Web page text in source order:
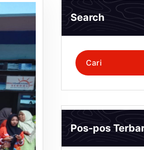
Search
Pencarian
untuk:
Pos-pos